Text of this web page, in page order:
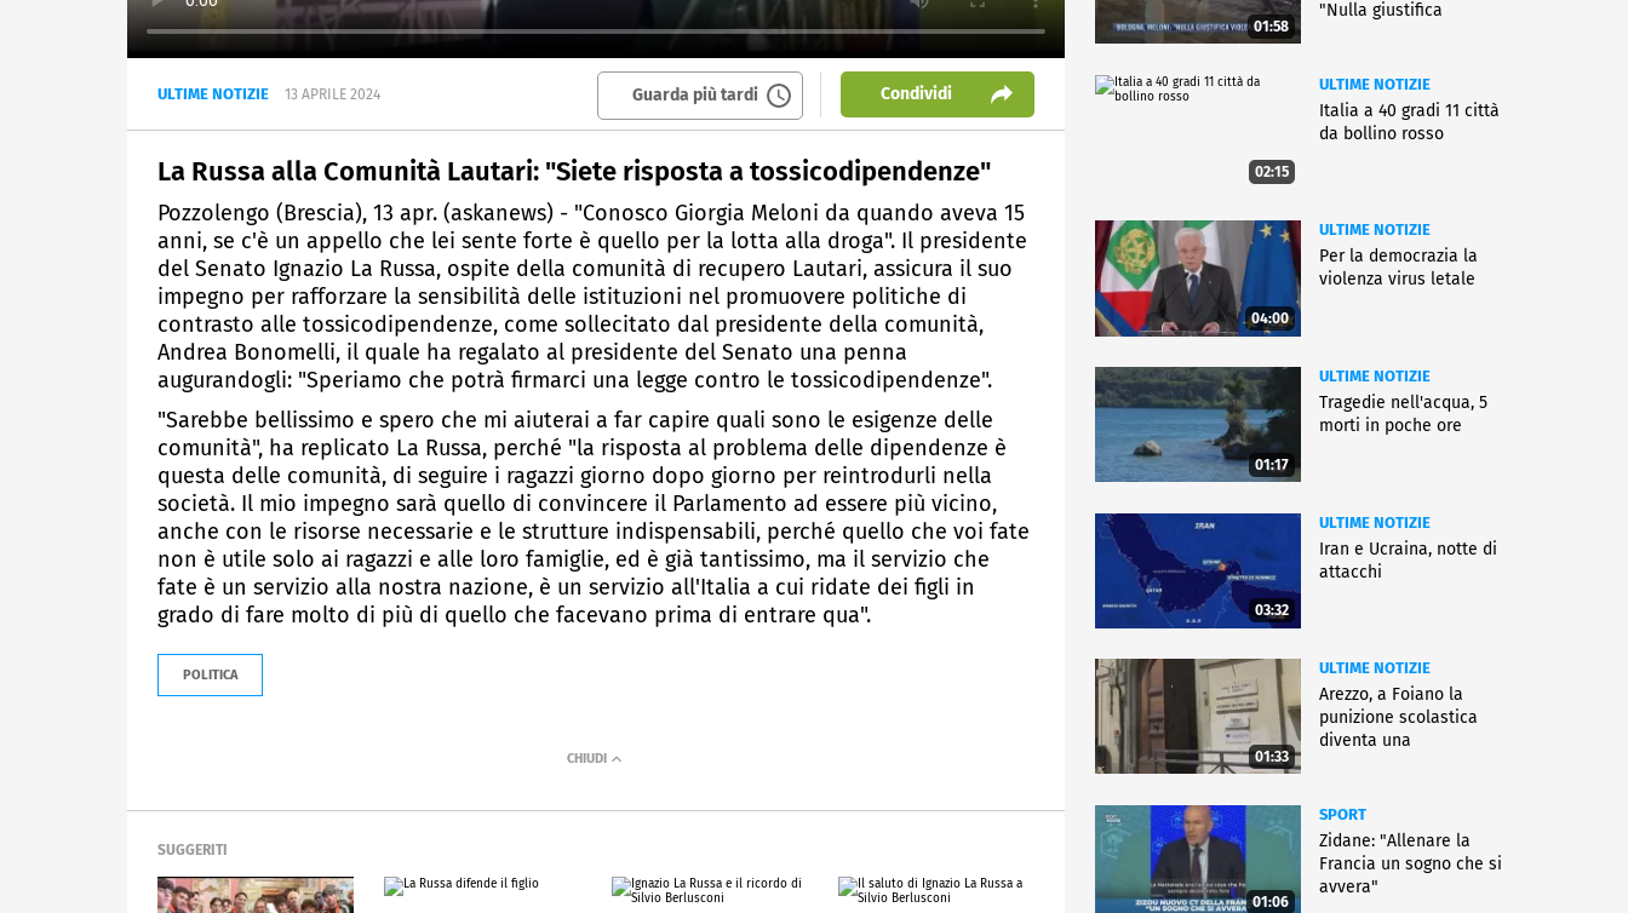
ULTIME NOTIZIE 13 APRILE 2024 Guarda più tardi Condividi
La Russa alla Comunità Lautari: "Siete risposta a tossicodipendenze"
Pozzolengo (Brescia), 13 apr. (askanews) - "Conosco Giorgia Meloni da quando aveva 15
anni, se c'è un appello che lei sente forte è quello per la lotta alla droga". Il presidente
del Senato Ignazio La Russa, ospite della comunità di recupero Lautari, assicura il suo
impegno per rafforzare la sensibilità delle istituzioni nel promuovere politiche di
contrasto alle tossicodipendenze, come sollecitato dal presidente della comunità,
Andrea Bonomelli, il quale ha regalato al presidente del Senato una penna
augurandogli: "Speriamo che potrà firmarci una legge contro le tossicodipendenze".
"Sarebbe bellissimo e spero che mi aiuterai a far capire quali sono le esigenze delle
comunità", ha replicato La Russa, perché "la risposta al problema delle dipendenze è
questa delle comunità, di seguire i ragazzi giorno dopo giorno per reintrodurli nella
società. Il mio impegno sarà quello di convincere il Parlamento ad essere più vicino,
anche con le risorse necessarie e le strutture indispensabili, perché quello che voi fate
non è utile solo ai ragazzi e alle loro famiglie, ed è già tantissimo, ma il servizio che
fate è un servizio alla nostra nazione, è un servizio all'Italia a cui ridate dei figli in
grado di fare molto di più di quello che facevano prima di entrare qua".
POLITICA
SUGGERITI
01:58
"Nulla giustifica
02:15
ULTIME NOTIZIE
Italia a 40 gradi 11 città
da bollino rosso
04:00
ULTIME NOTIZIE
Per la democrazia la
violenza virus letale
01:17
ULTIME NOTIZIE
Tragedie nell'acqua, 5
morti in poche ore
03:32
ULTIME NOTIZIE
Iran e Ucraina, notte di
attacchi
01:33
ULTIME NOTIZIE
Arezzo, a Foiano la
punizione scolastica
diventa una
01:06
SPORT
Zidane: "Allenare la
Francia un sogno che si
avvera"